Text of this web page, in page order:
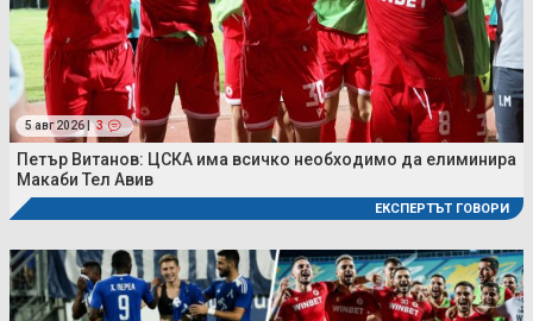
5 авг 2026 | 3
Петър Витанов: ЦСКА има всичко необходимо да елиминира
Макаби Тел Авив
ЕКСПЕРТЪТ ГОВОРИ